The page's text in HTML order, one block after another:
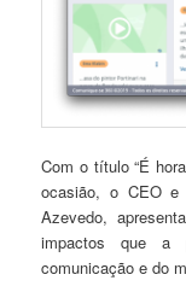
Com o título “É
ocasião, o CEO e
Azevedo,
impactos que a
comunicação e do